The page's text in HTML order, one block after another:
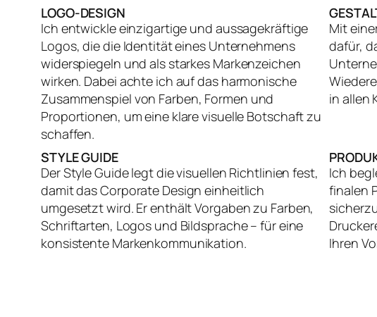
LOGO-DESIGN
Ich entwickle einzigartige und aussagekräftige
Logos, die die Identität eines Unternehmens
widerspiegeln und als starkes Markenzeichen
wirken. Dabei achte ich auf das harmonische
Zusammenspiel von Farben, Formen und
Proportionen, um eine klare visuelle Botschaft zu
schaffen.
Mit
dafür,
in allen
STYLE GUIDE
Der Style Guide legt die visuellen Richtlinien fest,
damit das Corporate Design einheitlich
umgesetzt wird. Er enthält Vorgaben zu Farben,
Schriftarten, Logos und Bildsprache – für eine
konsistente Markenkommunikation.
Ich
finalen
Ihren